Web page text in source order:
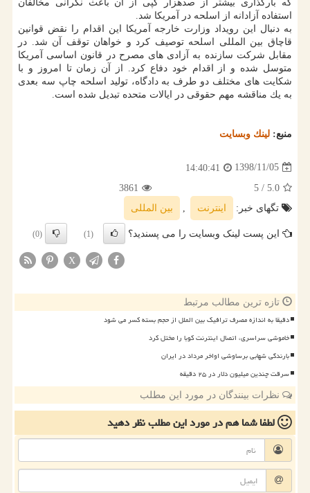
كه بارگذاری بیشتر از صدهزار كپی از آن باعث نگرانی مخالفان
استفاده آزادانه از اسلحه در آمریكا شد.
به دنبال این رویداد وزارت خارجه آمریكا این اقدام را نقض قوانین
قاچاق بین المللی اسلحه توصیف كرد و خواهان توقف آن شد. در
مقابل شركت سازنده به آزادی های مصرح در قانون اساسی آمریكا
متوسل شده و از اقدام خود دفاع كرد. از آن زمان تا امروز و با
شكایت های مختلف دو طرف به دادگاه، تولید اسلحه چاپ سه بعدی
به یك مناقشه مهم حقوقی در ایالات متحده تبدیل شده است.
منبع: لینك وبسایت
1398/11/05
14:40:41
5.0
/ 5
3861
تگهای خبر:
اینترنت , بین المللی
این پست لینک وبسایت را می پسندید؟ (1)
(0)
X
تازه ترین مطالب مرتبط
دقیقا به اندازه مصرف ترافیک بین الملل از حجم بسته کسر می شود
خاموشی سراسری، اتصال اینترنت کوبا را مختل کرد
بارندگی شهابی برساوشی اواخر مرداد در ایران
سرقت چندین میلیون دلار در ۲۵ دقیقه
نظرات بینندگان در مورد این مطلب
لطفا شما همدر مورد این مطلبنظر دهید